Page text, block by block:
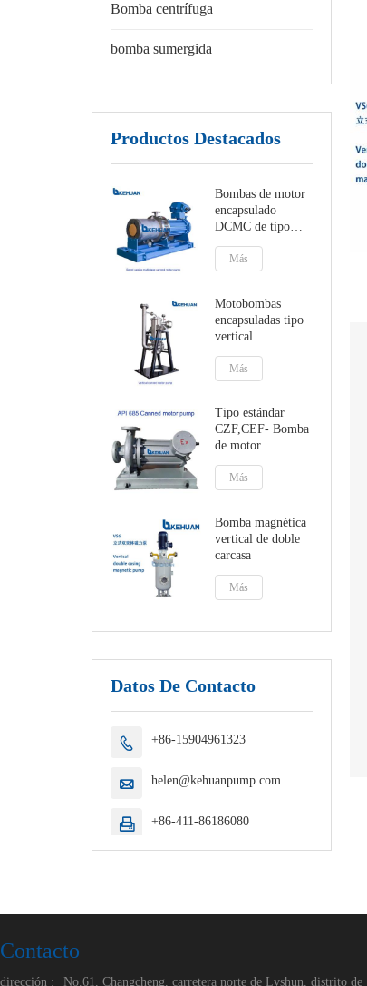
Bomba centrífuga
bomba sumergida
Productos Destacados
Bombas de motor
encapsulado
DCMC de tipo
tándem multietapa
Más
Motobombas
encapsuladas tipo
vertical
Más
Tipo estándar
CZF,CEF- Bomba
de motor
encapsulada con
soporte de pie o de
línea central
Más
Bomba magnética
vertical de doble
carcasa
Más
Datos De Contacto
 +86-15904961323
 helen@kehuanpump.com
 +86-411-86186080
Contacto
dirección : No.61, Changcheng, carretera norte de Lvshun, distrito de